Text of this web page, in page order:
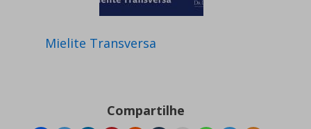
Mielite Transversa
Compartilhe